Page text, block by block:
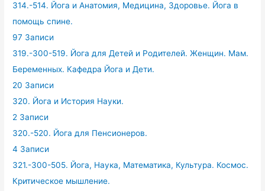
314.-514. Йога и Анатомия, Медицина, Здоровье. Йога в
помощь спине.
97 Записи
319.-300-519. Йога для Детей и Родителей. Женщин. Мам.
Беременных. Кафедра Йога и Дети.
20 Записи
320. Йога и История Науки.
2 Записи
320.-520. Йога для Пенсионеров.
4 Записи
321.-300-505. Йога, Наука, Математика, Культура. Космос.
Критическое мышление.